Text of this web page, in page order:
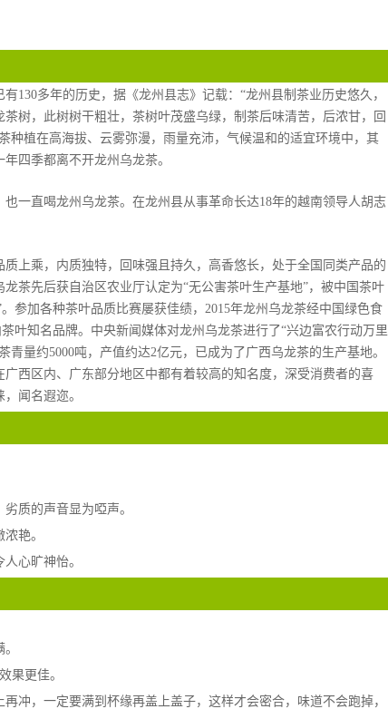
多年的历史，据《龙州县志》记载：“龙州县制茶业历史悠久，
树，此树树干粗壮，茶树叶茂盛乌绿，制茶后味清苦，后浓甘，回
种植在高海拔、云雾弥漫，雨量充沛，气候温和的适宜环境中，其
四季都离不开龙州乌龙茶。
一直喝龙州乌龙茶。在龙州县从事革命长达18年的越南领导人胡志
上乘，内质独特，回味强且持久，高香悠长，处于全国同类产品的
茶先后获自治区农业厅认定为“无公害茶叶生产基地”，被中国茶叶
参加各种茶叶品质比赛屡获佳绩，2015年龙州乌龙茶经中国绿色食
叶知名品牌。中央新闻媒体对龙州乌龙茶进行了“兴边富农行动万里
量约5000吨，产值约达2亿元，已成为了广西乌龙茶的生产基地。
西区内、广东部分地区中都有着较高的知名度，深受消费者的喜
闻名遐迩。
质的声音显为啞声。
艳。
心旷神怡。
果更佳。
冲，一定要满到杯缘再盖上盖子，这样才会密合，味道不会跑掉，